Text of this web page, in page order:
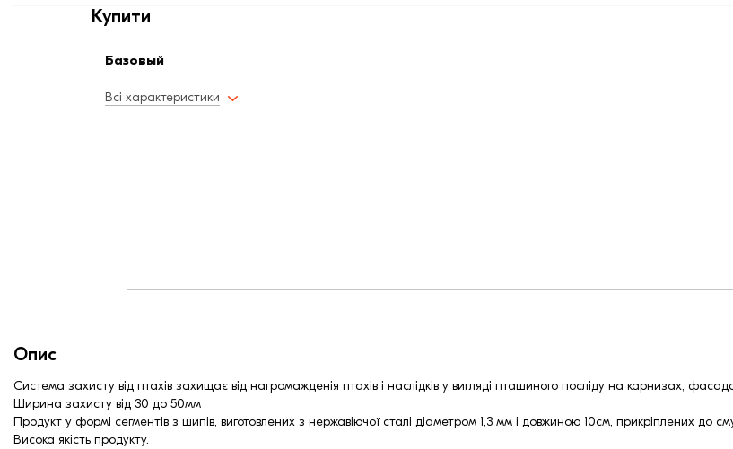
Купити
Базовый
Всі характеристики
Опис
Система захисту від птахів захищає від нагромажденія птахів і наслідків у вигляді пташиного посліду на карнизах,
Ширина захисту від 30 до 50мм
Продукт у формі сегментів з шипів, виготовлених з нержавіючої сталі діаметром 1,3 мм і довжиною 10см, прикріплених до
Висока якість продукту.